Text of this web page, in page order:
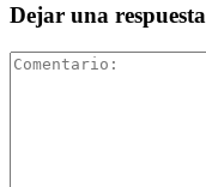
Dejar una respuesta